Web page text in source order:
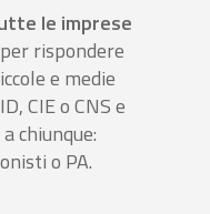
le imprese
rispondere
e medie
CIE o CNS e
chiunque:
o PA.